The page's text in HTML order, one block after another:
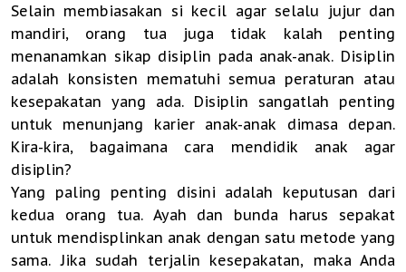
Selain membiasakan si kecil agar selalu jujur dan
mandiri, orang tua juga tidak kalah penting
menanamkan sikap disiplin pada anak-anak. Disiplin
adalah konsisten mematuhi semua peraturan atau
kesepakatan yang ada. Disiplin sangatlah penting
untuk menunjang karier anak-anak dimasa depan.
Kira-kira, bagaimana cara mendidik anak agar
disiplin?
Yang paling penting disini adalah keputusan dari
kedua orang tua. Ayah dan bunda harus sepakat
untuk mendisplinkan anak dengan satu metode yang
sama. Jika sudah terjalin kesepakatan, maka Anda